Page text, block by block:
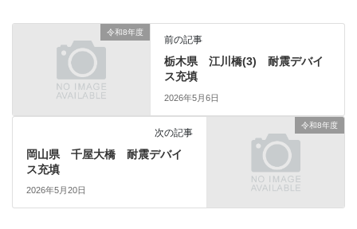
令和8年度
前の記事
栃木県 江川橋(3) 耐震デバイ
ス充填
2026年5月6日
令和8年度
次の記事
岡山県 千屋大橋 耐震デバイ
ス充填
2026年5月20日